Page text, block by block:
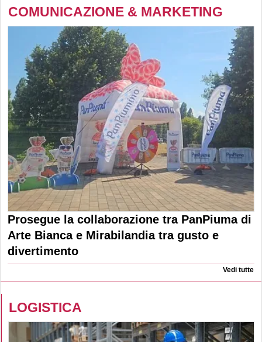
COMUNICAZIONE & MARKETING
Prosegue la collaborazione tra PanPiuma di
Arte Bianca e Mirabilandia tra gusto e
divertimento
Vedi tutte
LOGISTICA